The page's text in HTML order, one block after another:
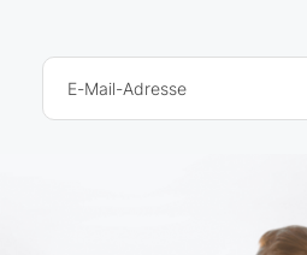
E-Mail-Adresse